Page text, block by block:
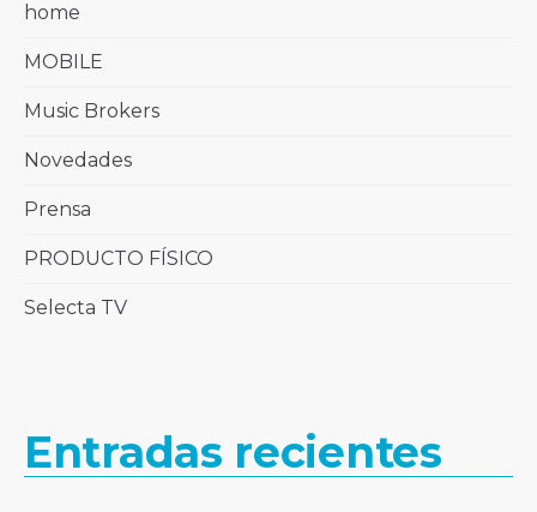
home
MOBILE
Music Brokers
Novedades
Prensa
PRODUCTO FÍSICO
Selecta TV
Entradas recientes